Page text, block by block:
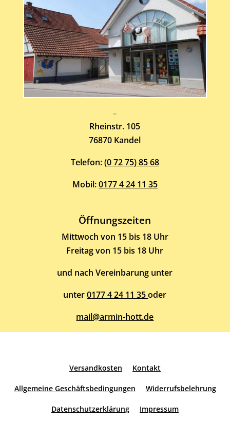
Rheinstr. 105
76870 Kandel
Telefon:(0 72 75) 85 68
Mobil:0177 4 24 11 35
Öffnungszeiten
Mittwoch von 15 bis 18 Uhr
Freitag von 15 bis 18 Uhr
und nach Vereinbarung unter
unter0177 4 24 11 35oder
mail@armin-hott.de
Versandkosten Kontakt
Allgemeine Geschäftsbedingungen Widerrufsbelehrung
Datenschutzerklärung Impressum